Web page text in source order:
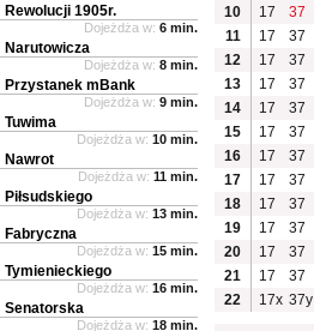
10
17 37
11
17 37
12
17 37
13
17 37
14
17 37
15
17 37
16
17 37
17
17 37
18
17 37
19
17 37
20
17 37
21
17 37
22
17x 37y
Rewolucji 1905r.
Dojeżdża w: 6 min.
Narutowicza
Dojeżdża w: 8 min.
Przystanek mBank
Dojeżdża w: 9 min.
Tuwima
Dojeżdża w: 10 min.
Nawrot
Dojeżdża w: 11 min.
Piłsudskiego
Dojeżdża w: 13 min.
Fabryczna
Dojeżdża w: 15 min.
Tymienieckiego
Dojeżdża w: 16 min.
Senatorska
Dojeżdża w: 18 min.